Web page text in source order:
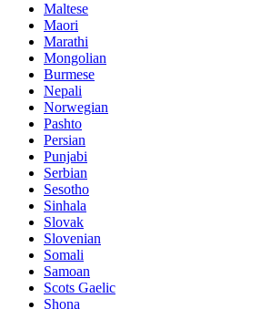
Maltese
Maori
Marathi
Mongolian
Burmese
Nepali
Norwegian
Pashto
Persian
Punjabi
Serbian
Sesotho
Sinhala
Slovak
Slovenian
Somali
Samoan
Scots Gaelic
Shona